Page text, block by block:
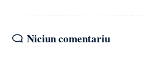
Niciun comentariu